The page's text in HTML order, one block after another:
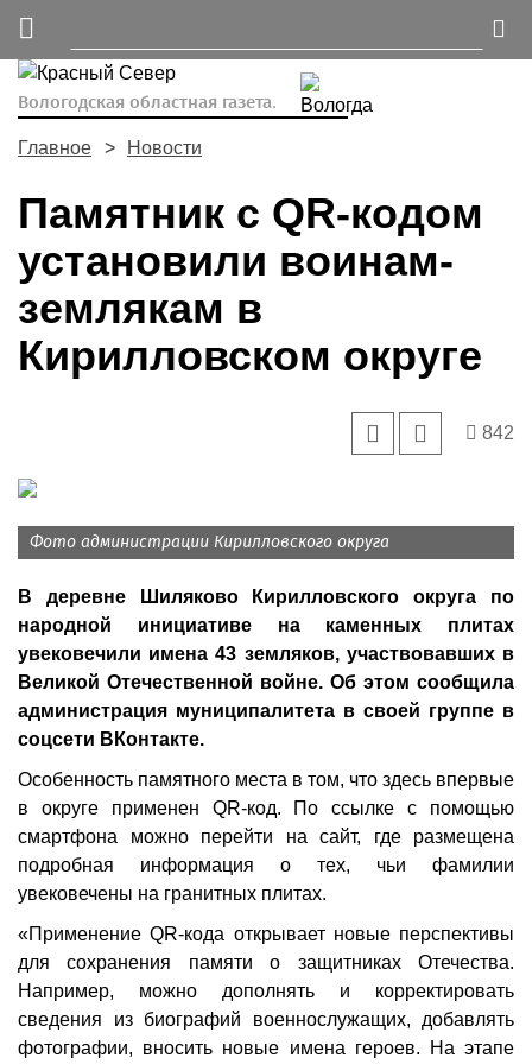
Вологодская областная газета.
Главное Новости
Памятник с QR-кодом
установили воинам-
землякам в
Кирилловском округе
842
Фото администрации Кирилловского округа
В деревне Шиляково Кирилловского округа по
народной инициативе на каменных плитах
увековечили имена 43 земляков, участвовавших в
Великой Отечественной войне. Об этом сообщила
администрация муниципалитета в своей группе в
соцсети ВКонтакте.
Особенность памятного места в том, что здесь впервые
в округе применен QR-код. По ссылке с помощью
смартфона можно перейти на сайт, где размещена
подробная информация о тех, чьи фамилии
увековечены на гранитных плитах.
«Применение QR-кода открывает новые перспективы
для сохранения памяти о защитниках Отечества.
Например, можно дополнять и корректировать
сведения из биографий военнослужащих, добавлять
фотографии, вносить новые имена героев. На этапе